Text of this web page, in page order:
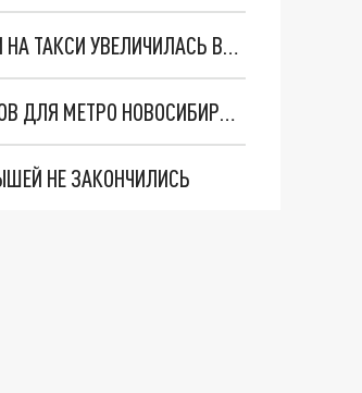
ГРОЗА ЦЕН: ИЗ-ЗА НЕПОГОДЫ В ПЕТЕРБУРГЕ СТОИМОСТЬ ПОЕЗДКИ НА ТАКСИ УВЕЛИЧИЛАСЬ ВДВОЕ
МЭР МАКСИМ КУДРЯВЦЕВ ПОКАЗАЛ ФОТО СБОРКИ НОВЫХ ПОЕЗДОВ ДЛЯ МЕТРО НОВОСИБИРСКА
НЕ ЗАКОНЧИЛИСЬ